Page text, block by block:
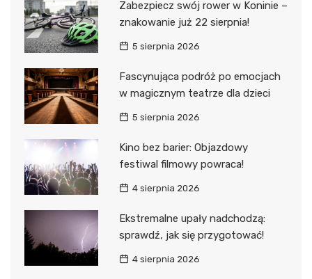
Zabezpiecz swój rower w Koninie –
znakowanie już 22 sierpnia!
5 sierpnia 2026
Fascynująca podróż po emocjach
w magicznym teatrze dla dzieci
5 sierpnia 2026
Kino bez barier: Objazdowy
festiwal filmowy powraca!
4 sierpnia 2026
Ekstremalne upały nadchodzą:
sprawdź, jak się przygotować!
4 sierpnia 2026